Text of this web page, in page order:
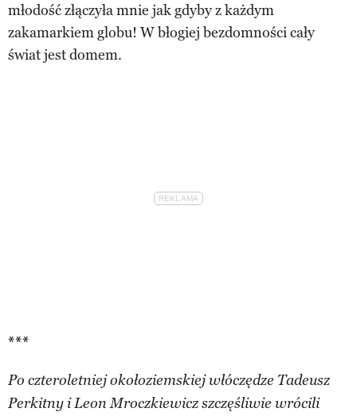
młodość złączyła mnie jak gdyby z każdym
zakamarkiem globu! W błogiej bezdomności cały
świat jest domem.
***
Po czteroletniej okołoziemskiej włóczędze Tadeusz
Perkitny i Leon Mroczkiewicz szczęśliwie wrócili